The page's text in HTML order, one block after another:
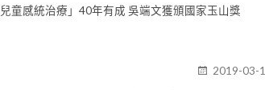
童感統治療」40年有成 吳端文獲頒國家玉山獎
POSTED
2019-03-